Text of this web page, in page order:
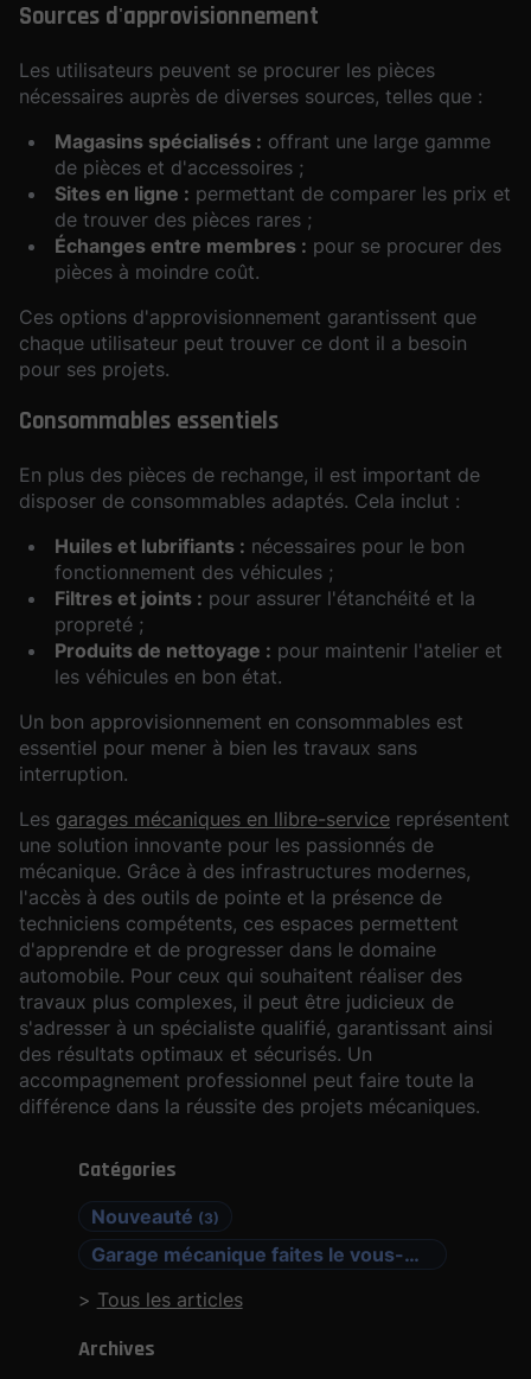
Catégories
Nouveauté (3)
Garage mécanique faites le vous-même
Tous les articles
Archives
Sources d'approvisionnement
Les utilisateurs peuvent se procurer les pièces
nécessaires auprès de diverses sources, telles que :
Magasins spécialisés : offrant une large gamme
de pièces et d'accessoires ;
Sites en ligne : permettant de comparer les prix et
de trouver des pièces rares ;
Échanges entre membres : pour se procurer des
pièces à moindre coût.
Ces options d'approvisionnement garantissent que
chaque utilisateur peut trouver ce dont il a besoin
pour ses projets.
Consommables essentiels
En plus des pièces de rechange, il est important de
disposer de consommables adaptés. Cela inclut :
Huiles et lubrifiants : nécessaires pour le bon
fonctionnement des véhicules ;
Filtres et joints : pour assurer l'étanchéité et la
propreté ;
Produits de nettoyage : pour maintenir l'atelier et
les véhicules en bon état.
Un bon approvisionnement en consommables est
essentiel pour mener à bien les travaux sans
interruption.
Les garages mécaniques en llibre-service représentent
une solution innovante pour les passionnés de
mécanique. Grâce à des infrastructures modernes,
l'accès à des outils de pointe et la présence de
techniciens compétents, ces espaces permettent
d'apprendre et de progresser dans le domaine
automobile. Pour ceux qui souhaitent réaliser des
travaux plus complexes, il peut être judicieux de
s'adresser à un spécialiste qualifié, garantissant ainsi
des résultats optimaux et sécurisés. Un
accompagnement professionnel peut faire toute la
différence dans la réussite des projets mécaniques.